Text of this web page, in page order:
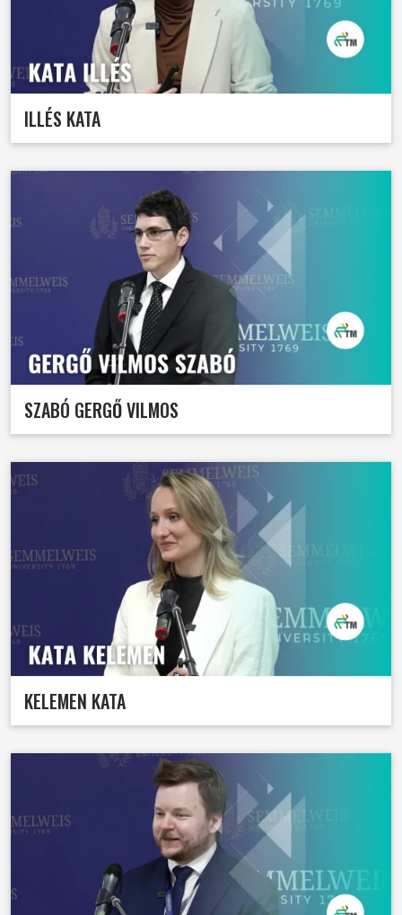
ILLÉS KATA
SZABÓ GERGŐ VILMOS
KELEMEN KATA